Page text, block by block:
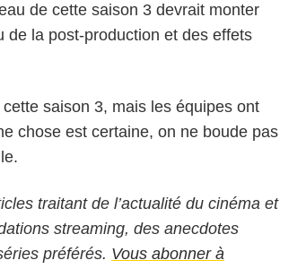
de cette saison 3 devrait monter
de la post-production et des effets
saison 3, mais les équipes ont
chose est certaine, on ne boude pas
traitant de l’actualité du cinéma et
streaming, des anecdotes
préférés. Vous abonner à